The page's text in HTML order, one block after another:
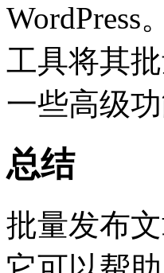
工具将其
一些高级
总结
批量发布